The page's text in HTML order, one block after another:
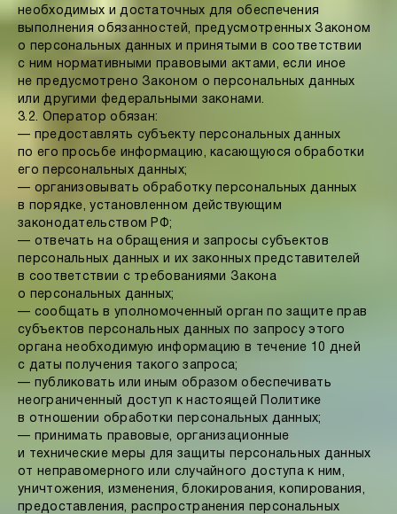
необходимых и достаточных для обеспечения
выполнения обязанностей, предусмотренных Законом
о персональных данных и принятыми в соответствии
с ним нормативными правовыми актами, если иное
не предусмотрено Законом о персональных данных
или другими федеральными законами.
3.2. Оператор обязан:
— предоставлять субъекту персональных данных
по его просьбе информацию, касающуюся обработки
его персональных данных;
— организовывать обработку персональных данных
в порядке, установленном действующим
законодательством РФ;
— отвечать на обращения и запросы субъектов
персональных данных и их законных представителей
в соответствии с требованиями Закона
о персональных данных;
— сообщать в уполномоченный орган по защите прав
субъектов персональных данных по запросу этого
органа необходимую информацию в течение 10 дней
с даты получения такого запроса;
— публиковать или иным образом обеспечивать
неограниченный доступ к настоящей Политике
в отношении обработки персональных данных;
— принимать правовые, организационные
и технические меры для защиты персональных данных
от неправомерного или случайного доступа к ним,
уничтожения, изменения, блокирования, копирования,
предоставления, распространения персональных